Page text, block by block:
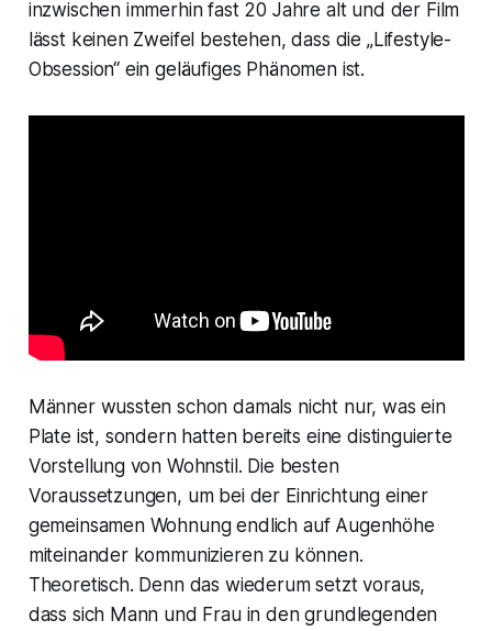
inzwischen immerhin fast 20 Jahre alt und der Film
lässt keinen Zweifel bestehen, dass die „Lifestyle-
Obsession“ ein geläufiges Phänomen ist.
Männer wussten schon damals nicht nur, was ein
Plate ist, sondern hatten bereits eine distinguierte
Vorstellung von Wohnstil. Die besten
Voraussetzungen, um bei der Einrichtung einer
gemeinsamen Wohnung endlich auf Augenhöhe
miteinander kommunizieren zu können.
Theoretisch. Denn das wiederum setzt voraus,
dass sich Mann und Frau in den grundlegenden